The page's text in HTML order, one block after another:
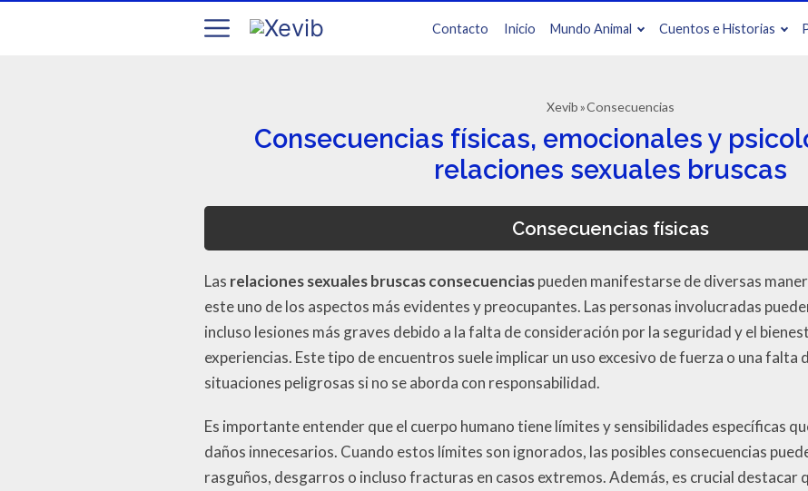
Contacto Inicio Mundo Animal Cuentos e Historias
Xevib Consecuencias
Consecuencias físicas, emocionales y
relaciones sexuales bruscas
Consecuencias físicas
Las relaciones sexuales bruscas consecuenciaspueden manifestarse de diversas
este uno de los aspectos más evidentes y preocupantes. Las personas involucradas
incluso lesiones más graves debido a la falta de consideración por la seguridad y el
experiencias. Este tipo de encuentros suele implicar un uso excesivo de fuerza o una falta
situaciones peligrosas si no se aborda con responsabilidad.
Es importante entender que el cuerpo humano tiene límites y sensibilidades específicas
daños innecesarios. Cuando estos límites son ignorados, las posibles consecuencias
rasguños, desgarros o incluso fracturas en casos extremos. Además, es crucial destacar